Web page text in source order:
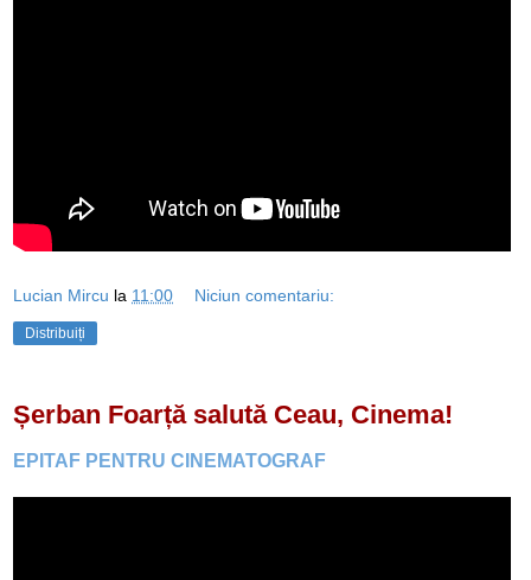
Lucian Mircu la 11:00 Niciun comentariu:
Distribuiți
Șerban Foarță salută Ceau, Cinema!
EPITAF PENTRU CINEMATOGRAF